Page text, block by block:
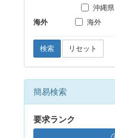
沖縄県
海外
海外
検索 リセット
簡易検索
要求ランク